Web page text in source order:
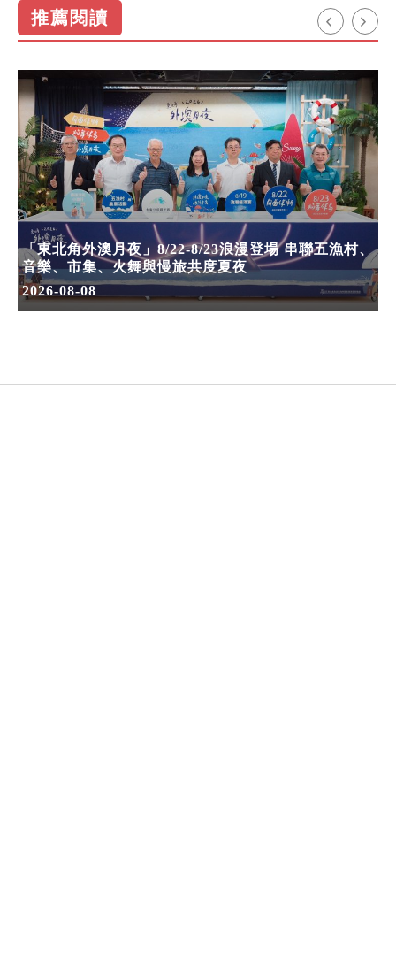
推薦閱讀
「東北角外澳月夜」8/22-8/23浪漫登場 串聯五漁村、
音樂、市集、火舞與慢旅共度夏夜
2026-08-08